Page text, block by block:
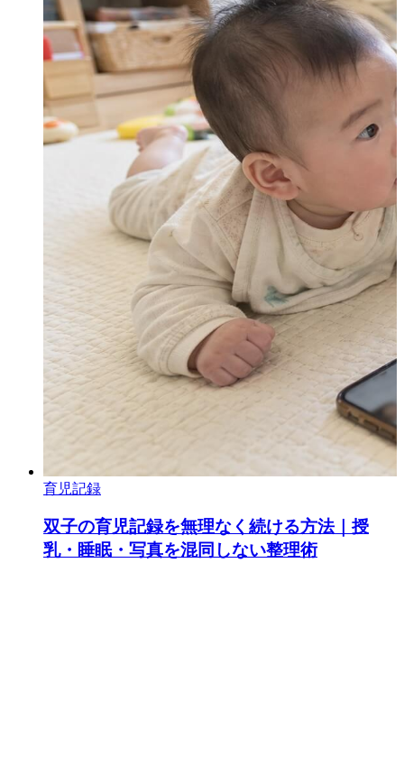
育児記録
双子の育児記録を無理なく続ける方法｜授
乳・睡眠・写真を混同しない整理術